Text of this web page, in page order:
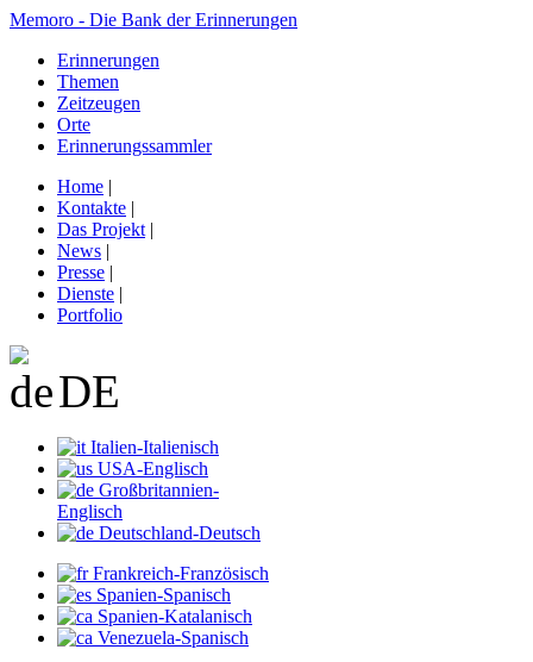
Memoro - Die Bank der Erinnerungen
Erinnerungen
Themen
Zeitzeugen
Orte
Erinnerungssammler
Home |
Kontakte |
Das Projekt |
News |
Presse |
Dienste |
Portfolio
DE
Italien-Italienisch
USA-Englisch
Großbritannien-
Englisch
Deutschland-Deutsch
Frankreich-Französisch
Spanien-Spanisch
Spanien-Katalanisch
Venezuela-Spanisch